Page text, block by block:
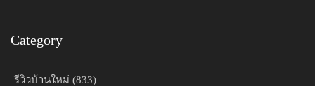
Category
รีวิวบ้านใหม่ (833)